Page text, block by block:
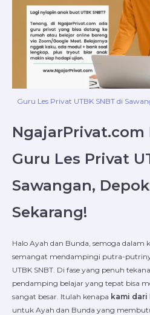
Guru Les Privat UTBK SNBT di
NgajarPrivat.com
Guru Les Privat
Sawangan,
Sekarang!
Halo Ayah dan Bunda, semoga dalam
semangat mendampingi putra-
UTBK SNBT. Di fase yang penuh
pendamping belajar yang tepat bisa
sangat besar. Itulah kenapa kami dari
untuk Ayah dan Bunda yang